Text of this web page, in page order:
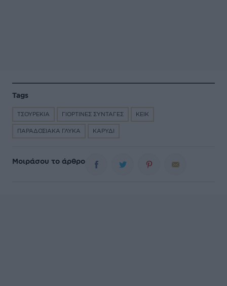
Tags
ΤΣΟΥΡΕΚΙΑ ΓΙΟΡΤΙΝΕΣ ΣΥΝΤΑΓΕΣ ΚΕΙΚ
ΠΑΡΑΔΟΣΙΑΚΑ ΓΛΥΚΑ ΚΑΡΥΔΙ
Μοιράσου το άρθρο